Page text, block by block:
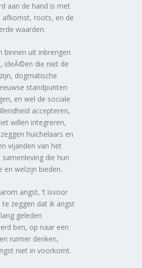
aan de hand is met
afkomst, roots, en de
waarden.
binnen uit inbrengen
ideÃ©en die niet de
dogmatische
standpunten
en wel de sociale
accepteren,
willen integreren,
huichelaars en
vijanden van het
samenleving die hun
en welzijn bieden.
angst, ’t isvoor
zeggen dat ik angst
geleden
ben, op naar een
ruimer denken,
niet in voorkomt.